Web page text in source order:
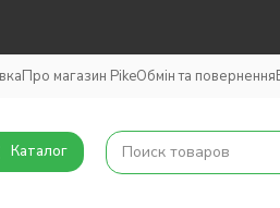
Про магазин PikeОбмін та повернення
Каталог